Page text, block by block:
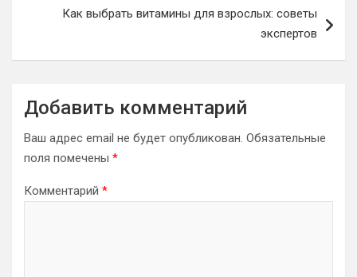
Как выбрать витамины для взрослых: советы
экспертов
Добавить комментарий
Ваш адрес email не будет опубликован. Обязательные
поля помечены *
Комментарий *